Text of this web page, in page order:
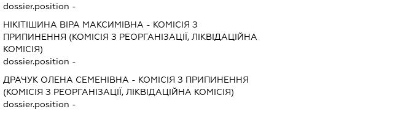
dossier.position -
НІКІТІШИНА ВІРА МАКСИМІВНА - КОМІСІЯ З
ПРИПИНЕННЯ (КОМІСІЯ З РЕОРГАНІЗАЦІЇ, ЛІКВІДАЦІЙНА
КОМІСІЯ)
dossier.position -
ДРАЧУК ОЛЕНА СЕМЕНІВНА - КОМІСІЯ З ПРИПИНЕННЯ
(КОМІСІЯ З РЕОРГАНІЗАЦІЇ, ЛІКВІДАЦІЙНА КОМІСІЯ)
dossier.position -